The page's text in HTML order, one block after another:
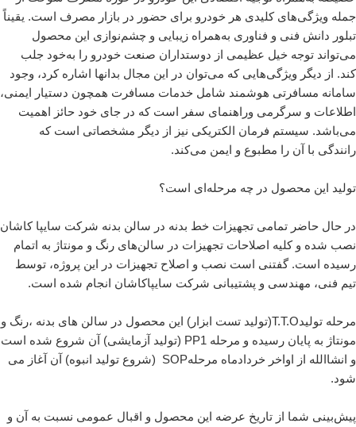
جمله ویژگی‌های کلیدی هر خودرو برای حضور در بازار مصرف است. یقیناً
تبلور دانش فنی و فناوری به‌همراه زیبایی و چشم‌نوازی این محصول
می‌تواند توجه خیل عظیمی از دوستداران صنعت خودرو را به‌خود جلب
کند. از دیگر ویژگی‌هایی که می‌توان در این مجال بدانها اشاره کرد، وجود
سامانه مسافرتی هوشمند شامل خدمات مسافرت همچون دستیار ایمنی،
اطلاعات و سرگرمی وراهنمای سفر است که در جای خود حائز اهمیت
می‌باشد. سیستم فرمان الکتریکی نیز از دیگر مشخصاتی است که
رانندگی با آن را مطبوع و ایمن می‌کند.
تولید این محصول در چه مرحله‌ای است؟
در حال حاضر تمامی تجهیزات خط بدنه در سالن بدنه شرکت سایپا کاشان
نصب شده و کلیه اصلاحات تجهیزات در سالن‌های رنگ و مونتاژ به اتمام
رسیده است. گفتنی است نصب و اصلاح تجهیزات در این پروژه، توسط
تیم فنی، مهندسی و پشتیبانی شرکت سایپاکاشان انجام شده است.
مرحله تولیدT.T.O(تولید تست ابزار) این محصول در سالن های بدنه ،رنگ و
مونتاژ به پایان رسیده و مرحله PP1 (تولید آزمایشی) آن شروع شده است
و انشاالله از اواخر خردادماه مرحلهSOP (شروع تولید انبوه) آن آغاز می
شود.
پیش‌بینی شما از تاریخ عرضه این محصول و اقبال عمومی نسبت به آن و